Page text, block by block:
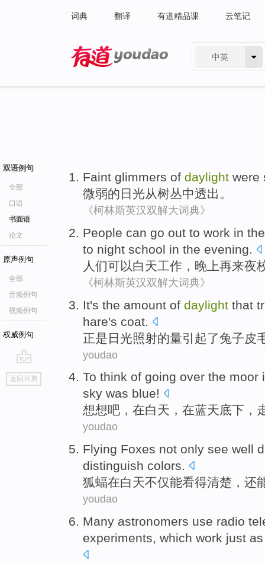
词典 翻译 有道精品课 云笔记
中英
双语例句
全部
口语
书面语
论文
原声例句
全部
音频例句
视频例句
权威例句
go
top
返回词典
Faint glimmers of daylight were
微弱的 日光从树丛中透出。
《柯林斯英汉双解大词典》
People can go out to work in
to night school in the evening.
人们可以白天工作 ，晚上再来夜
《柯林斯英汉双解大词典》
It's the amount of daylight that
hare's coat
正是 日光照射的量引起了兔子皮
youdao
To think of going over the moor
sky was blue!
想想吧 ， 在白天 ，在蓝天底下 ，
youdao
Flying Foxes not only see well
distinguish colors.
狐蝠在白天不仅能看得清楚 ， 还
youdao
Many astronomers use radio
experiments, which work just